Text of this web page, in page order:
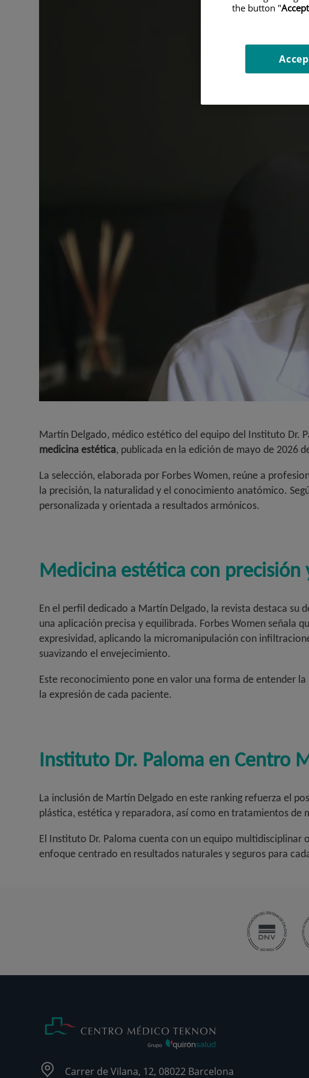
Martín Delgado, médico estético del equipo del Instituto Dr.
medicina estética, publicada en la edición de mayo de 2026
La selección, elaborada por Forbes Women, reúne a
la precisión, la naturalidad y el conocimiento anatómico.
personalizada y orientada a resultados armónicos.
Medicina estética con
En el perfil dedicado a Martín Delgado, la revista destaca su
una aplicación precisa y equilibrada. Forbes Women señala
expresividad, aplicando la micromanipulación con
suavizando el envejecimiento.
Este reconocimiento pone en valor una forma de entender
la expresión de cada paciente.
Instituto Dr. Paloma en Centro
La inclusión de Martín Delgado en este ranking refuerza el
plástica, estética y reparadora, así como en tratamientos de
El Instituto Dr. Paloma cuenta con un equipo
enfoque centrado en resultados naturales y seguros para
Carrer de Vilana, 12, 08022 Barcelona
the button "